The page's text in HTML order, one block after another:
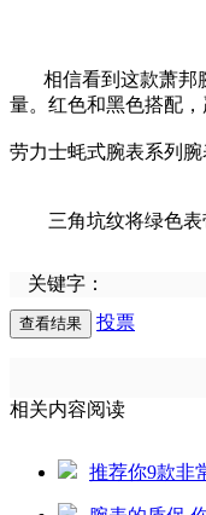
相信看到这款萧邦腕
量。红色和黑色搭配
劳力士蚝式腕表系列腕
三角坑纹将绿色表带
关键字：
投票
相关内容阅读
推荐你9款非